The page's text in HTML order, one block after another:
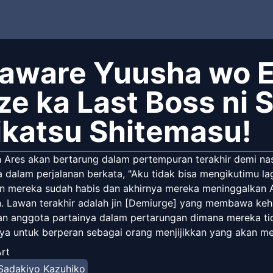
Yuusha wo
ka Last Boss ni
Shitemasu!
Ares akan bertarung dalam pertempuran terakhir demi
dalam perjalanan berkata, "Aku tidak bisa mengikutimu
mereka sudah habis dan akhirnya mereka
Lawan terakhir adalah jin [Demiurge] yang membawa
anggota partainya dalam pertarungan dimana mereka
untuk berperan sebagai orang menjijikkan yang akan
memasuki pertempuran terakhir, dan mati... atau
Dan kenapa [Demiurge] tidur di sebelahku? Apa
Kazuhiko